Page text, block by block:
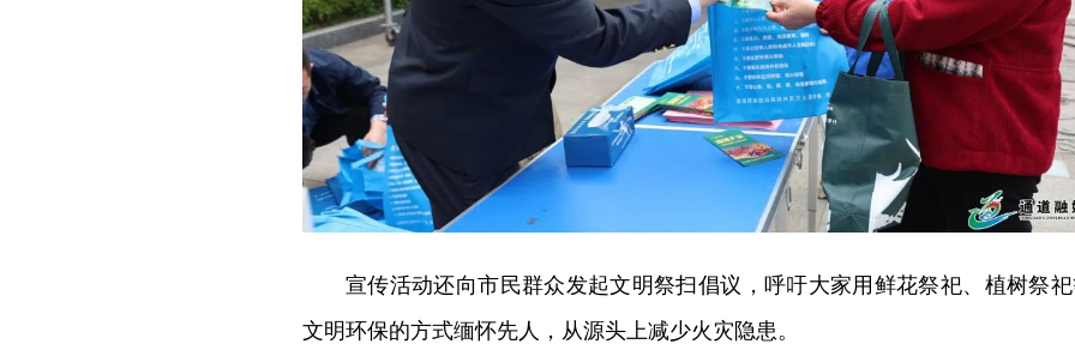
宣传活动还向市民群众发起文明祭扫倡议，呼吁大家用鲜花祭祀、植树祭
文明环保的方式缅怀先人，从源头上减少火灾隐患。